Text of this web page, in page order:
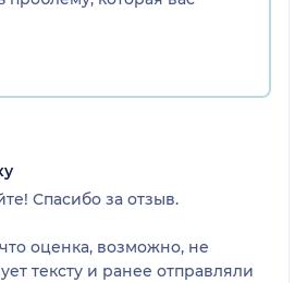
Спасибо за отзыв.
оценка, возможно, не
тексту и ранее отправляли